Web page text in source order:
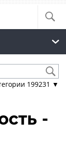
199231 ▼
-